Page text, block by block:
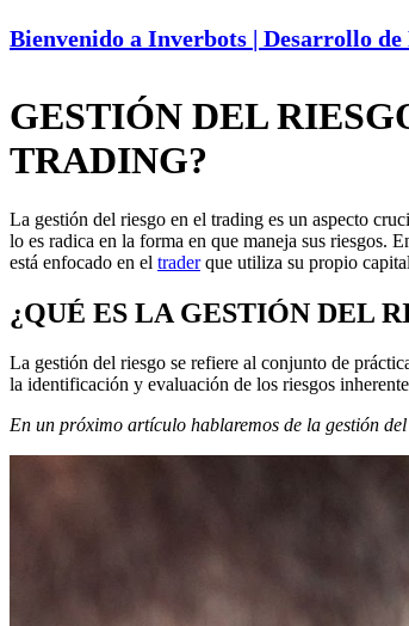
Bienvenido a Inverbots | Desarrollo
GESTIÓN DEL
TRADING?
La gestión del riesgo en el trading es un aspecto
lo es radica en la forma en que maneja sus riesgos.
está enfocado en el traderque utiliza su propio
¿QUÉ ES LA GESTIÓN DEL
La gestión del riesgo se refiere al conjunto de
la identificación y evaluación de los riesgos
En un próximo artículo hablaremos de la gestión